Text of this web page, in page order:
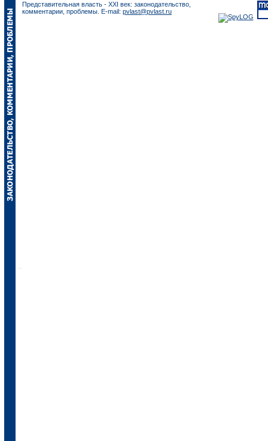
Представительная власть - XXI век: законодательство,
комментарии, проблемы. E-mail: pvlast@pvlast.ru